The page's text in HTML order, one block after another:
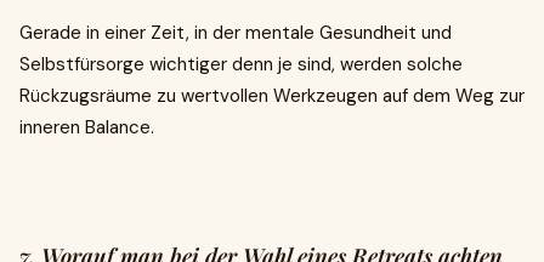
Gerade in einer Zeit, in der mentale Gesundheit und
Selbstfürsorge wichtiger denn je sind, werden solche
Rückzugsräume zu wertvollen Werkzeugen auf dem Weg zur
inneren Balance.
7. Worauf man bei der Wahl eines Retreats achten